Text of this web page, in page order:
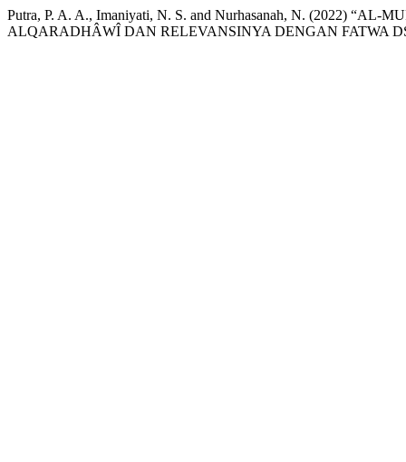
Putra, P. A. A., Imaniyati, N. S. and Nurhasanah, N. (2022)
ALQARADHÂWÎ DAN RELEVANSINYA DENGAN FATWA